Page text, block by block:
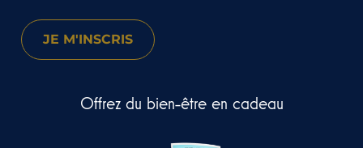
Offrez du bien-être en cadeau